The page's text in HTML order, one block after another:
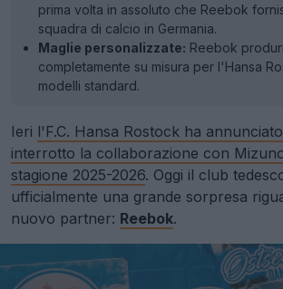
prima volta in assoluto che Reebok
squadra di calcio in Germania.
Maglie personalizzate: Reebok
completamente su misura per l'Hansa
modelli standard.
Ieri l'F.C. Hansa Rostock ha
interrotto la collaborazione con
stagione 2025-2026. Oggi il club
ufficialmente una grande sorpresa
nuovo partner: Reebok.